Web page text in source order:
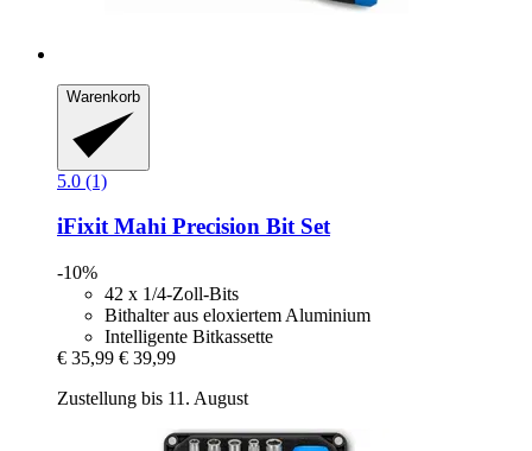
Warenkorb
5.0 (1)
iFixitMahi Precision Bit Set
-10%
42 x 1/4-Zoll-Bits
Bithalter aus eloxiertem Aluminium
Intelligente Bitkassette
€ 35,99 € 39,99
Zustellung bis 11. August